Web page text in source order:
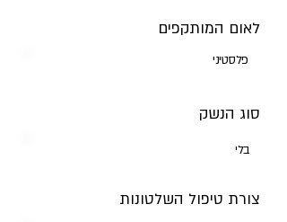
לאום המותקפים
פלסטיני
סוג הנשק
בלי
צורת טיפול השלטונות